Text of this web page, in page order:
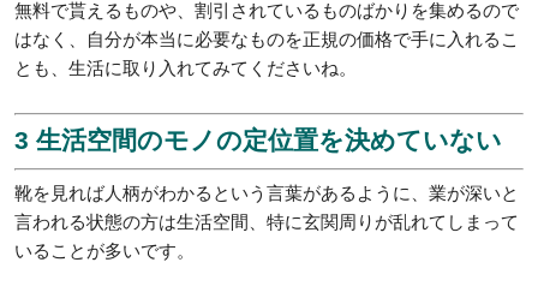
無料で貰えるものや、割引されているものばかりを集めるので
はなく、自分が本当に必要なものを正規の価格で手に入れるこ
とも、生活に取り入れてみてくださいね。
3 生活空間のモノの定位置を決めていない
靴を見れば人柄がわかるという言葉があるように、業が深いと
言われる状態の方は生活空間、特に玄関周りが乱れてしまって
いることが多いです。